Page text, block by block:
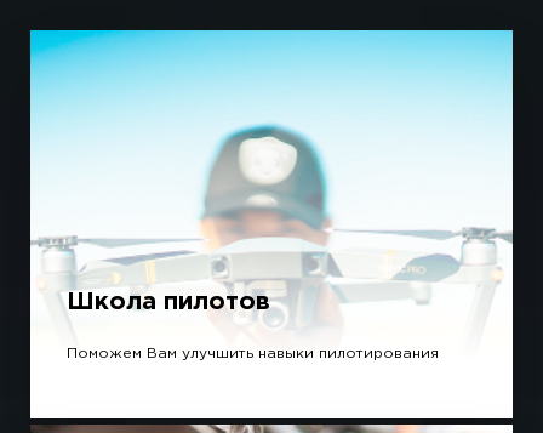
Школа пилотов
Поможем Вам улучшить навыки пилотирования